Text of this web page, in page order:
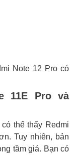
Note 12 Pro có
11E Pro và
thể thấy Redmi
Tuy nhiên, bản
tầm giá. Bạn có